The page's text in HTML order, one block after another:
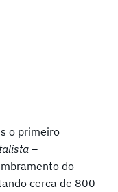
o primeiro
–
do
cerca de 800